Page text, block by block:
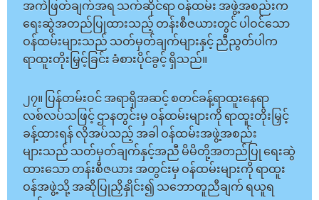
အကဲဖြတ်ချက်အရ သက်ဆိုင်ရာ ဝန်ထမ်း အဖွဲ့အစည်းက
ရေးဆွဲအတည်ပြုထားသည့် တန်းစီဇယားတွင် ပါဝင်သော
ဝန်ထမ်းများသည် သတ်မှတ်ချက်များနှင့် ညီညွတ်ပါက
ရာထူးတိုးမြှင့်ခြင်း ခံစားပိုင်ခွင့် ရှိသည်။
၂၇။ ပြန်တမ်းဝင် အရာရှိအဆင့် စတင်ခန့်ရာထူးနေရာ
လစ်လပ်သဖြင့် ဌာနတွင်းမှ ဝန်ထမ်းများကို ရာထူးတိုးမြှင့်
ခန့်ထားရန် လိုအပ်သည့် အခါ ဝန်ထမ်းအဖွဲ့အစည်း
များသည် သတ်မှတ်ချက်နှင့်အညီ မိမိတို့အတည်ပြု ရေးဆွဲ
ထားသော တန်းစီဇယား အတွင်းမှ ဝန်ထမ်းများကို ရာထူး
ဝန်အဖွဲ့သို့ အဆိုပြုညှိနှိုင်း၍ သဘောတူညီချက် ရယူရ